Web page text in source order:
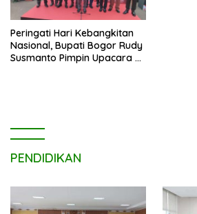
Peringati Hari Kebangkitan
Nasional, Bupati Bogor Rudy
Susmanto Pimpin Upacara di
PENDIDIKAN